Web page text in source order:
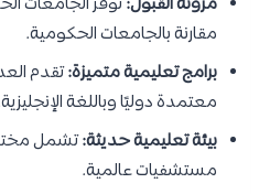
مرونة القبول:توفر الجامعات
مقارنة بالجامعات الحكومية.
برامج تعليمية متميزة:تقدم
معتمدة دوليًا وباللغة
بيئة تعليمية حديثة:تشمل
مستشفيات عالمية.